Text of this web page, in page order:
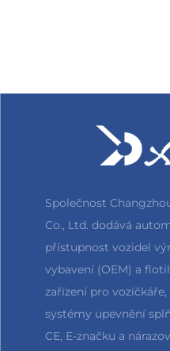
Společnost
Co., Ltd. dodává
přístupnost vozidel
vybavení (OEM) a
zařízení pro
systémy upevnění
CE, E-značku a